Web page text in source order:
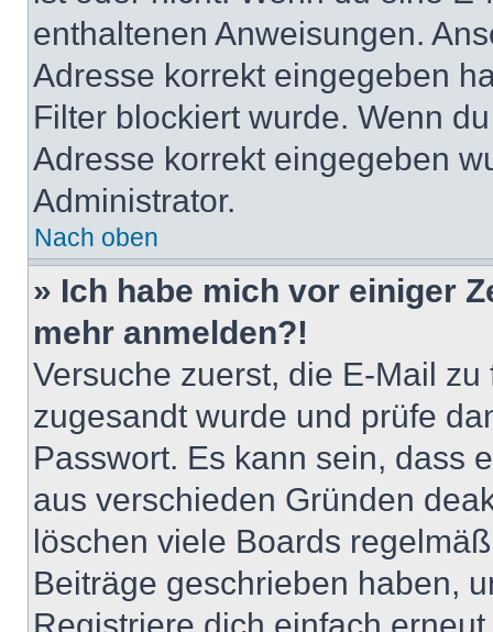
enthaltenen Anweisungen.
Adresse korrekt eingegeben
Filter blockiert wurde. Wenn
Adresse korrekt eingegeben
Administrator.
Nach oben
» Ich habe mich vor einiger
mehr anmelden?!
Versuche zuerst, die E-Mail
zugesandt wurde und prüfe
Passwort. Es kann sein, dass
aus verschieden Gründen
löschen viele Boards
Beiträge geschrieben haben,